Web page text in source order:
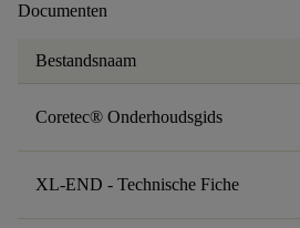
Documenten
Bestandsnaam
Coretec® Onderhoudsgids
XL-END - Technische Fiche